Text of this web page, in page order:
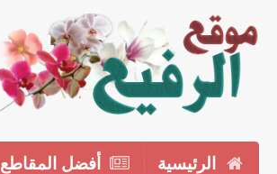
الرئيسية أفضل المقاطع